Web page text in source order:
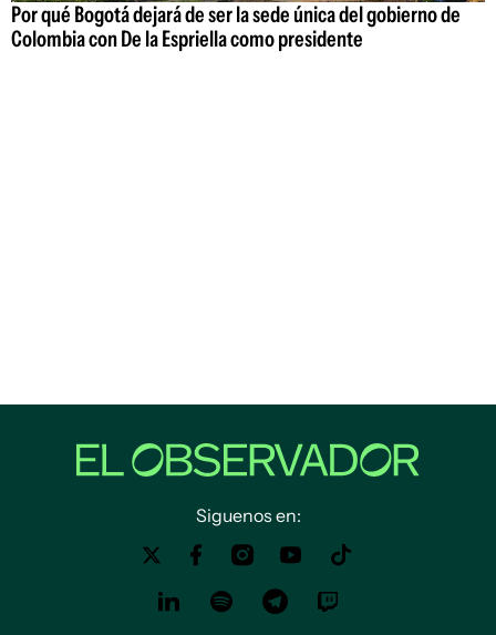
Por qué Bogotá dejará de ser la sede única del gobierno de
Colombia con De la Espriella como presidente
Siguenos en: